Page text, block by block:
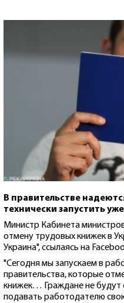
В правительстве
технически запустить
Министр Кабинета
отмену трудовых книжек в
Украина", ссылаясь на
"Сегодня мы запускаем в
правительства, которые
книжек… Граждане не будут
подавать работодателю